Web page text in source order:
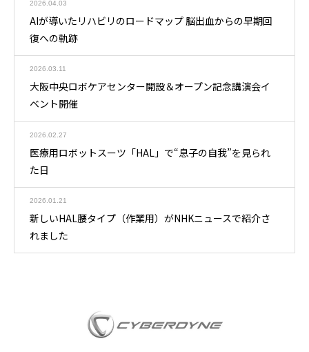
2026.04.03
AIが導いたリハビリのロードマップ 脳出血からの早期回
復への軌跡
2026.03.11
大阪中央ロボケアセンター開設＆オープン記念講演会イ
ベント開催
2026.02.27
医療用ロボットスーツ「HAL」で“息子の自我”を見られ
た日
2026.01.21
新しいHAL腰タイプ（作業用）がNHKニュースで紹介さ
れました